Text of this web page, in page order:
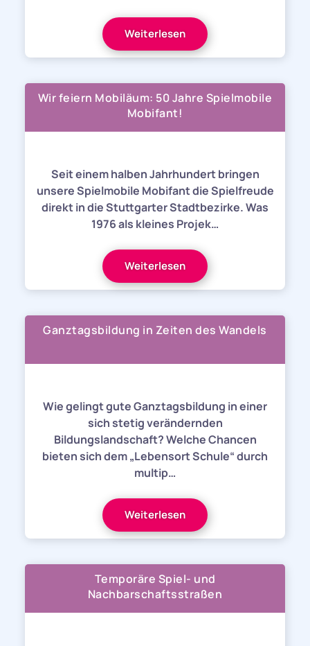
Weiterlesen
Wir feiern Mobiläum: 50 Jahre Spielmobile
Mobifant!
Seit einem halben Jahrhundert bringen
unsere Spielmobile Mobifant die Spielfreude
direkt in die Stuttgarter Stadtbezirke. Was
1976 als kleines Projek…
Weiterlesen
Ganztagsbildung in Zeiten des Wandels
Wie gelingt gute Ganztagsbildung in einer
sich stetig verändernden
Bildungslandschaft? Welche Chancen
bieten sich dem „Lebensort Schule“ durch
multip…
Weiterlesen
Temporäre Spiel- und
Nachbarschaftsstraßen